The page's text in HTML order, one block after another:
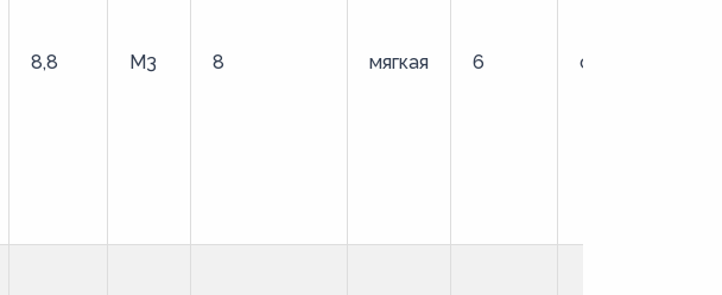
8,8 М3 8 мягкая 6 стандартный